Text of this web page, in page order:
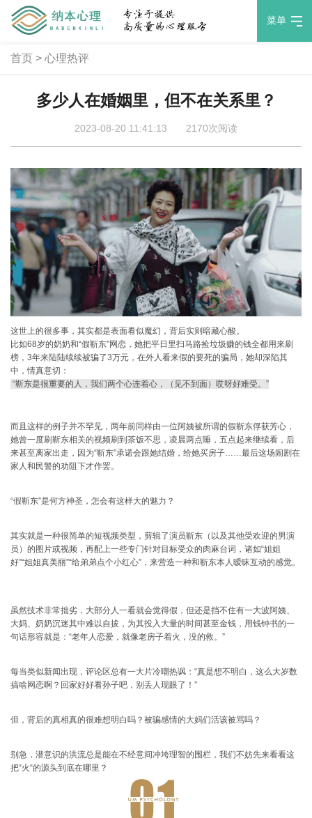
菜单
首页> 心理热评
多少人在婚姻里，但不在关系里？
2023-08-20 11:41:13 2170次阅读
这世上的很多事，其实都是表面看似魔幻，背后实则暗藏心酸。
比如68岁的奶奶和“假靳东”网恋，她把平日里扫马路捡垃圾赚的钱全都用来刷
榜，3年来陆陆续续被骗了3万元，在外人看来假的要死的骗局，她却深陷其
中，情真意切：
“靳东是很重要的人，我们两个心连着心，（见不到面）哎呀好难受。”
而且这样的例子并不罕见，两年前同样由一位阿姨被所谓的假靳东俘获芳心，
她曾一度刷靳东相关的视频刷到茶饭不思，凌晨两点睡，五点起来继续看，后
来甚至离家出走，因为“靳东”承诺会跟她结婚，给她买房子……最后这场闹剧在
家人和民警的劝阻下才作罢。
“假靳东”是何方神圣，怎会有这样大的魅力？
其实就是一种很简单的短视频类型，剪辑了演员靳东（以及其他受欢迎的男演
员）的图片或视频，再配上一些专门针对目标受众的肉麻台词，诸如“姐姐
好”“姐姐真美丽”“给弟弟点个小红心”，来营造一种和靳东本人暧昧互动的感觉。
虽然技术非常拙劣，大部分人一看就会觉得假，但还是挡不住有一大波阿姨、
大妈、奶奶沉迷其中难以自拔，为其投入大量的时间甚至金钱，用钱钟书的一
句话形容就是：“老年人恋爱，就像老房子着火，没的救。”
每当类似新闻出现，评论区总有一大片冷嘲热讽：“真是想不明白，这么大岁数
搞啥网恋啊？回家好好看孙子吧，别丢人现眼了！”
但，背后的真相真的很难想明白吗？被骗感情的大妈们活该被骂吗？
别急， 潜意识的洪流总是能在不经意间冲垮理智的围栏，我们不妨先来看看这
把“火“的源头到底在哪里？